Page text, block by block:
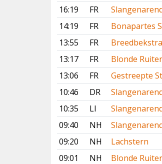
16:19
FR
14:19
FR
Bonapartes
13:55
FR
13:17
FR
Blonde Ruiter
13:06
FR
Gestreepte
10:46
DR
10:35
LI
09:40
NH
09:20
NH
Lachstern
09:01
NH
Blonde Ruiter